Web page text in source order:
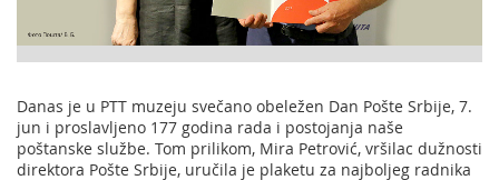
Danas je u PTT muzeju svečano obeležen Dan Pošte Srbije, 7.
jun i proslavljeno 177 godina rada i postojanja naše
poštanske službe. Tom prilikom, Mira Petrović, vršilac dužnosti
direktora Pošte Srbije, uručila je plaketu za najboljeg radnika